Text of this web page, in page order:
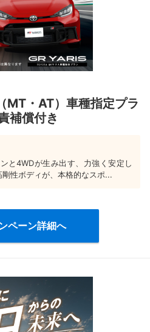
MT・AT）車種指定プラ
補償付き
と4WDが生み出す、力強く安定し
性ボディが、本格的なスポ...
ペーン詳細へ